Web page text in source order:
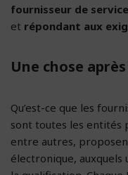
fournisseur de
et répondant aux
Une chose
Qu’est-ce que les
sont toutes les entités
entre autres,
électronique, auxquels